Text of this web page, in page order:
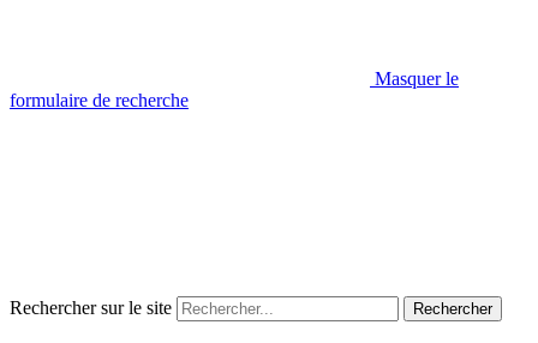
Masquer le
formulaire de recherche
Rechercher sur le site Rechercher